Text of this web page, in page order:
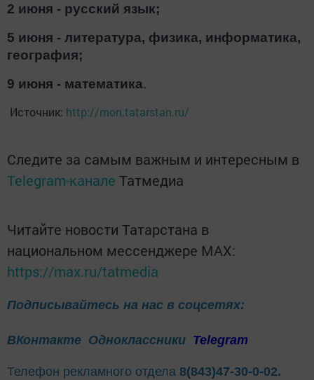
2 июня - русский язык;
5 июня - литература, физика, информатика,
география;
9 июня - математика.
Источник: http://mon.tatarstan.ru/
Следите за самым важным и интересным в
Telegram-канале Татмедиа
Читайте новости Татарстана в
национальном мессенджере MАХ:
https://max.ru/tatmedia
Подписывайтесь на нас в соцсетях:
ВКонтакте Одноклассники Telegram
Телефон рекламного отдела 8(843)47-30-0-02.